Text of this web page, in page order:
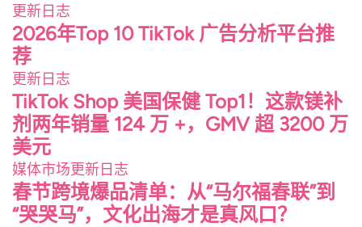
更新日志
2026年Top 10 TikTok 广告分析平台推
荐
更新日志
TikTok Shop 美国保健 Top1！这款镁补
剂两年销量 124 万 +，GMV 超 3200 万
美元
媒体市场更新日志
春节跨境爆品清单：从“马尔福春联”到
“哭哭马”，文化出海才是真风口？